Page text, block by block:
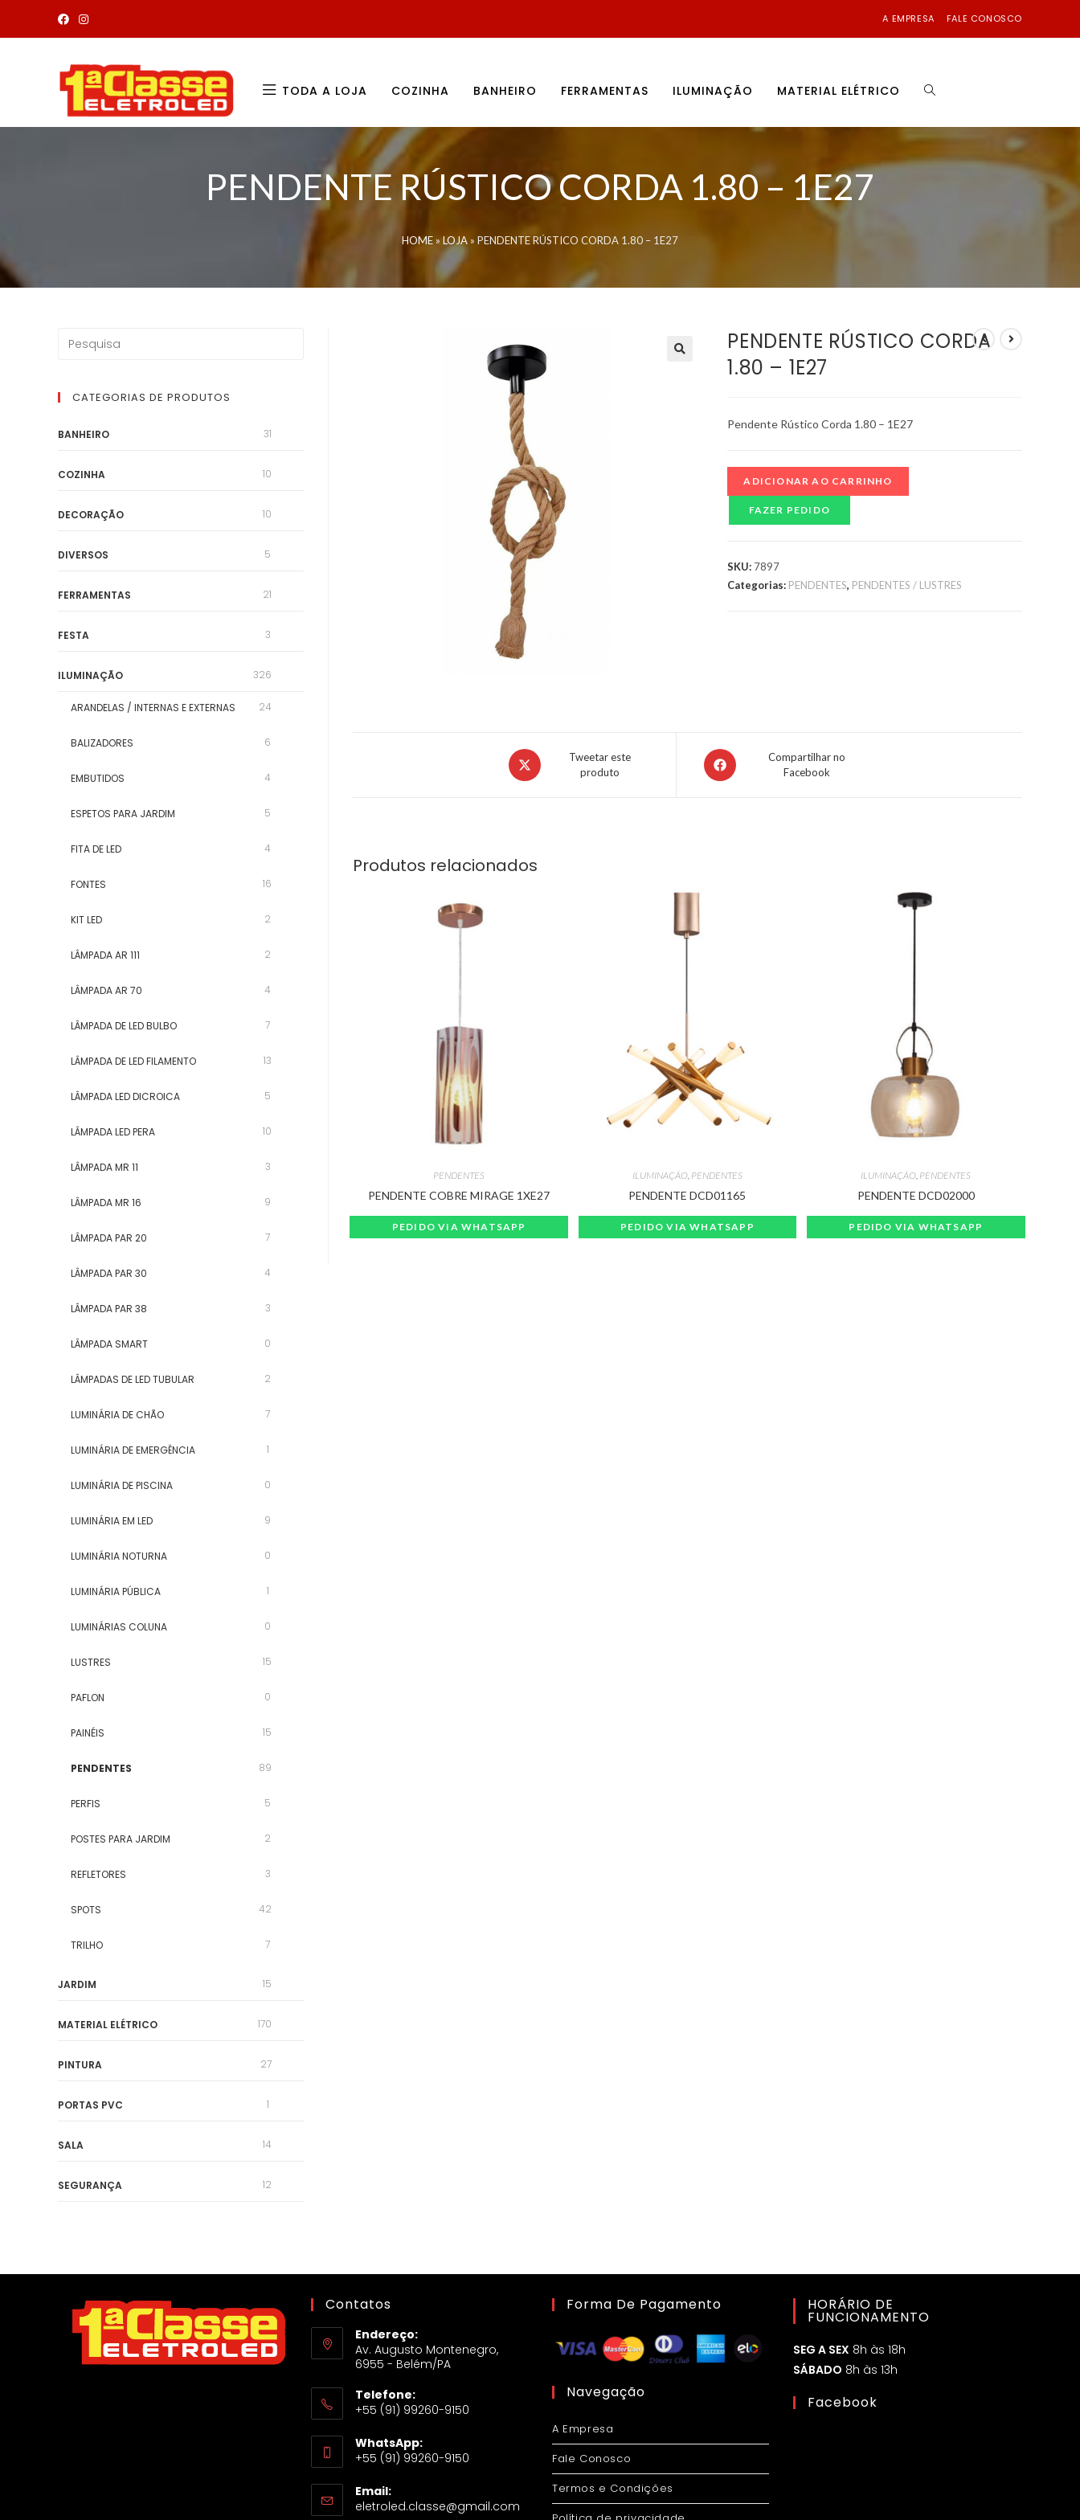
A EMPRESA FALE CONOSCO
TODA A LOJA COZINHA BANHEIRO FERRAMENTAS ILUMINAÇÃO MATERIAL ELÉTRICO
PENDENTE RÚSTICO CORDA 1.80 – 1E27
HOME»LOJA » PENDENTE RÚSTICO CORDA 1.80 – 1E27
PENDENTE RÚSTICO CORDA
1.80 – 1E27
Pendente Rústico Corda 1.80 – 1E27
ADICIONAR AO CARRINHO
FAZER PEDIDO
SKU: 7897
Categorias: PENDENTES, PENDENTES / LUSTRES
Tweetar este
produto
Compartilhar no
Facebook
Produtos relacionados
PENDENTES
PENDENTE COBRE MIRAGE 1XE27
PEDIDO VIA WHATSAPP
ILUMINAÇÃO, PENDENTES
PENDENTE DCD01165
PEDIDO VIA WHATSAPP
ILUMINAÇÃO, PENDENTES
PENDENTE DCD02000
PEDIDO VIA WHATSAPP
CATEGORIAS DE PRODUTOS
BANHEIRO 31
COZINHA 10
DECORAÇÃO 10
DIVERSOS 5
FERRAMENTAS 21
FESTA 3
ILUMINAÇÃO 326
ARANDELAS / INTERNAS E EXTERNAS 24
BALIZADORES 6
EMBUTIDOS 4
ESPETOS PARA JARDIM 5
FITA DE LED 4
FONTES 16
KIT LED 2
LÂMPADA AR 111 2
LÂMPADA AR 70 4
LÂMPADA DE LED BULBO 7
LÂMPADA DE LED FILAMENTO 13
LÂMPADA LED DICROICA 5
LÂMPADA LED PERA 10
LÂMPADA MR 11 3
LÂMPADA MR 16 9
LÂMPADA PAR 20 7
LÂMPADA PAR 30 4
LÂMPADA PAR 38 3
LÂMPADA SMART 0
LÂMPADAS DE LED TUBULAR 2
LUMINÁRIA DE CHÃO 7
LUMINÁRIA DE EMERGÊNCIA 1
LUMINÁRIA DE PISCINA 0
LUMINÁRIA EM LED 9
LUMINÁRIA NOTURNA 0
LUMINÁRIA PÚBLICA 1
LUMINÁRIAS COLUNA 0
LUSTRES 15
PAFLON 0
PAINÉIS 15
PENDENTES 89
PERFIS 5
POSTES PARA JARDIM 2
REFLETORES 3
SPOTS 42
TRILHO 7
JARDIM 15
MATERIAL ELÉTRICO 170
PINTURA 27
PORTAS PVC 1
SALA 14
SEGURANÇA 12
Contatos
Endereço:
Av. Augusto Montenegro,
6955 - Belém/PA
Telefone:
+55 (91) 99260-9150
WhatsApp:
+55 (91) 99260-9150
Email:
eletroled.classe@gmail.com
Forma De Pagamento
Navegação
A Empresa
Fale Conosco
Termos e Condições
HORÁRIO DE
FUNCIONAMENTO
SEG A SEX 8h às 18h
SÁBADO 8h às 13h
Facebook